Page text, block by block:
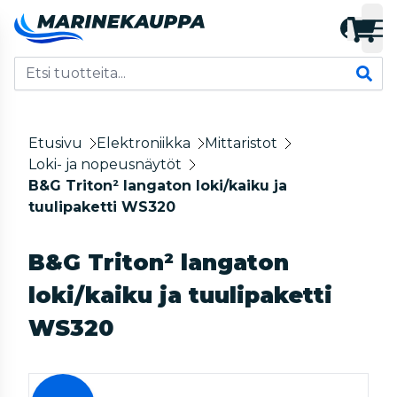
Etusivu Elektroniikka
Mittaristot
Loki- ja nopeusnäytöt
B&G Triton² langaton loki/kaiku ja
tuulipaketti WS320
B&G Triton² langaton
loki/kaiku ja tuulipaketti
WS320